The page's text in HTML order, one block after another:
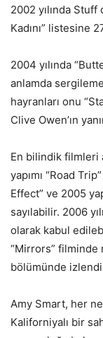
2002 yılında
Kadını” listesine
2004 yılında
anlamda
hayranları onu
Clive Owen’ın
En bilindik filmleri
yapımı “Road
Effect” ve 2005
sayılabilir. 2006
olarak kabul
“Mirrors” filminde
bölümünde
Amy Smart, her
Kaliforniyalı bir